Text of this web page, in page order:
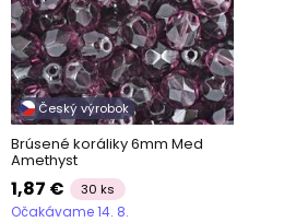
Český výrobok
Brúsené koráliky 6mm Med
Amethyst
1,87 € 30 ks
Očakávame 14. 8.